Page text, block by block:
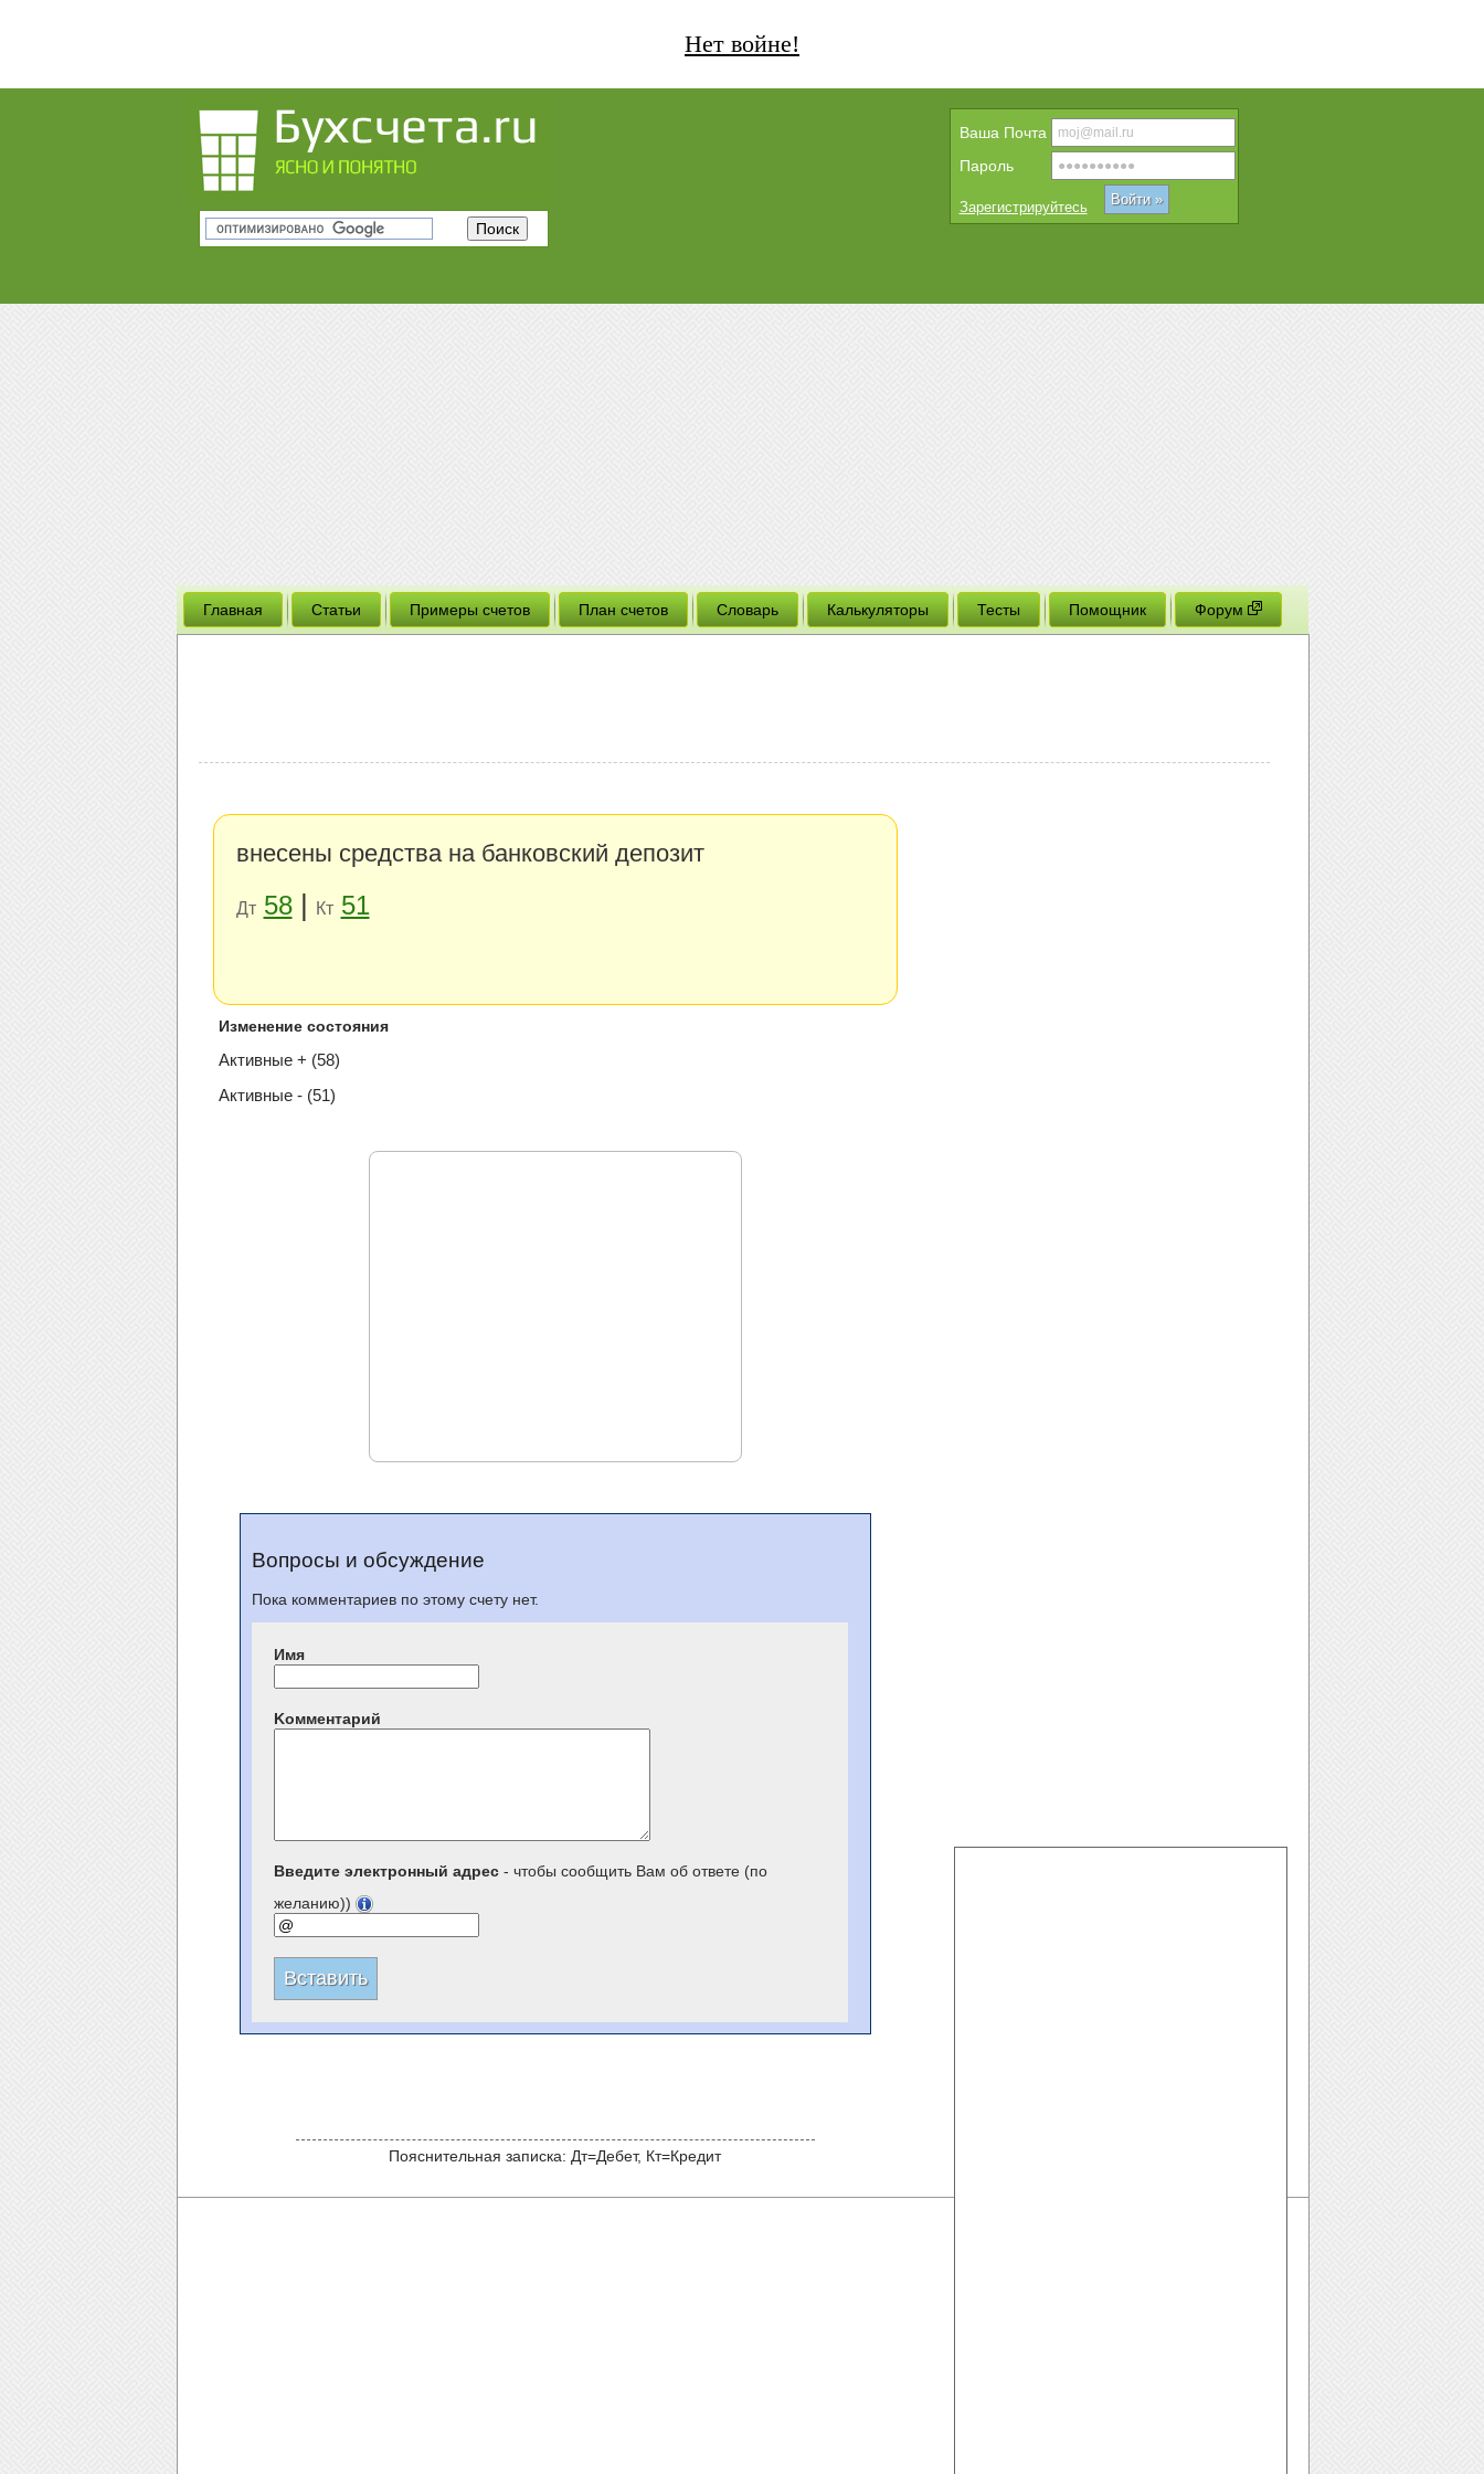
Нет войне!
Вашa Почта
Пароль
Зарегистрируйтесь
Главная Статьи Примеры счетов План счетов Словарь Калькуляторы Тесты Помощник Форум
внесены средства на банковский депозит
Дт 58| Кт 51
Изменение состояния
Активные + (58)
Активные - (51)
Вопросы и обсуждение
Пока комментариев по этому счету нет.
Имя
Kомментарий
Введите электронный адрес- чтобы сообщить Вам об ответе (по
желанию))
Пояснительная записка: Дт=Дебет, Кт=Кредит